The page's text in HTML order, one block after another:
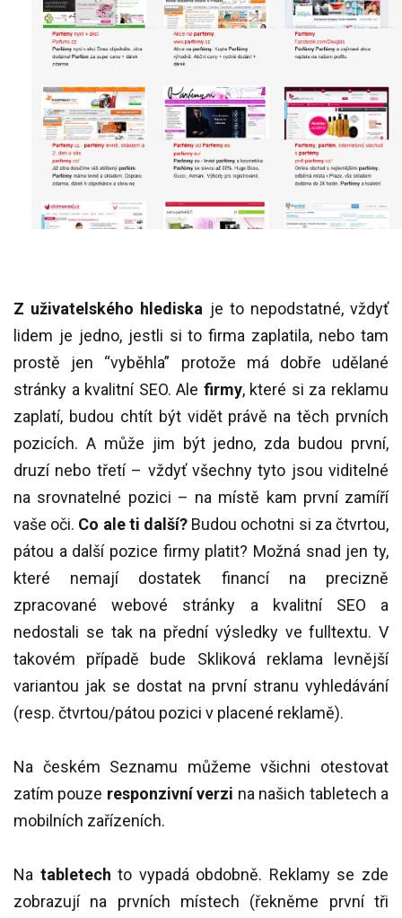
Z uživatelského hlediska je to nepodstatné, vždyť
lidem je jedno, jestli si to firma zaplatila, nebo tam
prostě jen “vyběhla” protože má dobře udělané
stránky a kvalitní SEO. Ale firmy, které si za reklamu
zaplatí, budou chtít být vidět právě na těch prvních
pozicích. A může jim být jedno, zda budou první,
druzí nebo třetí – vždyť všechny tyto jsou viditelné
na srovnatelné pozici – na místě kam první zamíří
vaše oči. Co ale ti další? Budou ochotni si za čtvrtou,
pátou a další pozice firmy platit? Možná snad jen ty,
které nemají dostatek financí na precizně
zpracované webové stránky a kvalitní SEO a
nedostali se tak na přední výsledky ve fulltextu. V
takovém případě bude Skliková reklama levnější
variantou jak se dostat na první stranu vyhledávání
(resp. čtvrtou/pátou pozici v placené reklamě).
Na českém Seznamu můžeme všichni otestovat
zatím pouze responzivní verzi na našich tabletech a
mobilních zařízeních.
Na tabletechto vypadá obdobně. Reklamy se zde
zobrazují na prvních místech (řekněme první tři